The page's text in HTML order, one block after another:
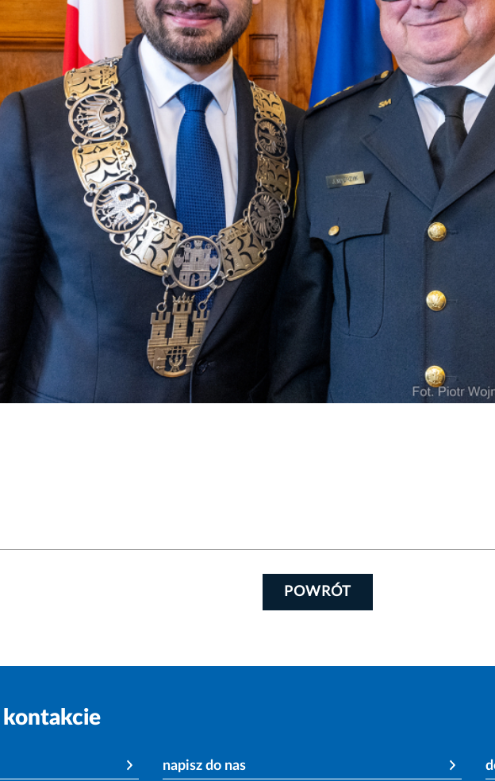
POWRÓT
kontakcie
napisz do nas